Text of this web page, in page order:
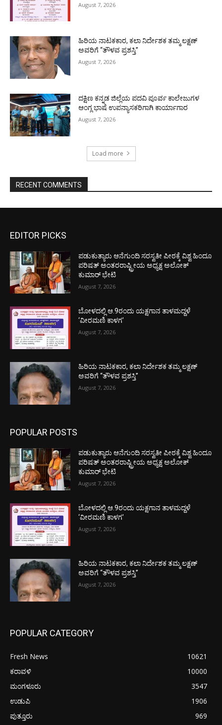
August 7, 2026
ಹಿರಿಯ ನಾಟಕಕಾರ, ಕಲಾ ನಿರ್ದೇಶಕ ತಮ್ಮ ಲಕ್ಷಣ್
ಅವರಿಗೆ “ತೌಳವ ಪ್ರಶಸ್ತಿ”
August 7, 2026
ದಕ್ಷಿಣ ಕನ್ನಡ ಜಿಲ್ಲೆಯ ಪದವಿ ಪೂರ್ವ ಕಾಲೇಜುಗಳ
ಆಂಗ್ಲ ಭಾಷೆ ಉಪನ್ಯಾಸಕರಿಗಾಗಿ ಕಾರ್ಯಾಗಾರ
August 7, 2026
Load more
RECENT COMMENTS
EDITOR PICKS
ಪಡುಕುತ್ಯಾರು ಆನೆಗುಂದಿ ಸರಸ್ವತೀ ಪೀಠಕ್ಕೆ ವಿಶ್ವ ಹಿಂದೂ
ಪರಿಷತ್ ಅಂತರರಾಷ್ಟ್ರೀಯ ಅಧ್ಯಕ್ಷ ಅಲೋಕ್
ಕುಮಾರ್ ಭೇಟಿ
August 7, 2026
ಬೋಳದಲ್ಲಿ ಆ.9ರಂದು ಯಕ್ಷಗಾನ ತಾಳಮದ್ದಳೆ
‘ವೀರಮಣಿ ಕಾಳಗ’
August 7, 2026
ಹಿರಿಯ ನಾಟಕಕಾರ, ಕಲಾ ನಿರ್ದೇಶಕ ತಮ್ಮ ಲಕ್ಷಣ್
ಅವರಿಗೆ “ತೌಳವ ಪ್ರಶಸ್ತಿ”
August 7, 2026
POPULAR POSTS
ಪಡುಕುತ್ಯಾರು ಆನೆಗುಂದಿ ಸರಸ್ವತೀ ಪೀಠಕ್ಕೆ ವಿಶ್ವ ಹಿಂದೂ
ಪರಿಷತ್ ಅಂತರರಾಷ್ಟ್ರೀಯ ಅಧ್ಯಕ್ಷ ಅಲೋಕ್
ಕುಮಾರ್ ಭೇಟಿ
August 7, 2026
ಬೋಳದಲ್ಲಿ ಆ.9ರಂದು ಯಕ್ಷಗಾನ ತಾಳಮದ್ದಳೆ
‘ವೀರಮಣಿ ಕಾಳಗ’
August 7, 2026
ಹಿರಿಯ ನಾಟಕಕಾರ, ಕಲಾ ನಿರ್ದೇಶಕ ತಮ್ಮ ಲಕ್ಷಣ್
ಅವರಿಗೆ “ತೌಳವ ಪ್ರಶಸ್ತಿ”
August 7, 2026
POPULAR CATEGORY
Fresh News
10621
ಕರಾವಳಿ
10000
ಮಂಗಳೂರು
3547
ಉಡುಪಿ
1906
ಪುತ್ತೂರು
969